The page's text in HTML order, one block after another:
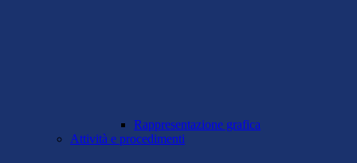
Rappresentazione grafica
Attività e procedimenti